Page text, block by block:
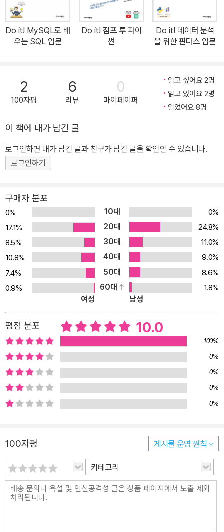
을 표현할 수 있는 지도 시각화, 이용자가 원하는 결괏값을 실시간으
로 보여 주는 인터랙티브 그래프 등 최근 주목받는 데이터 분석 기법
을 다양하게 배울 수 있다. 전 세계의 개발자와 전문가가 파이썬 데이
하려면 통계 지식도 필요하지만 파이썬 데이터 분석 패키지를 적재적
소에 잘 활용하는 것이 더욱 중요하다. 이 책에서는 가장 많이 사용하
는, 인기 있는 패키지 중심으로 실습한다. 이 책으로 공부를 마치고 나
없어도 시작할 수 있다! IT 전공자가 아니어도, 데이터 분석에 대해
아는 게 없어도 괜찮다. 이 책은 데이터 분석을 처음 공부하는 사람도
쉽게 시작할 수 있는 예제부터 차근차근 실습하다 보면 자연스럽게
이터 정제, 가공, 분석부터 그래프 그리기까지 실제 현업에서 데이터
분석 프로젝트를 할 때와 같은 모든 과정을 직접 해볼 수 있다. 끝에
가서는 공공 데이터를 이용해 자신만의 훌륭한 데이터 분석 프로젝트
를 완수하게 된다. 데이터 분석 분야 취업을 준비한다면 이 책으로! 세
계적인 기업들은 파이썬을 데이터 분석 도구로 사용하고 있다. 데이
터 분석 기술 분야를 선도하는 구글, 페이스북, 마이크로소프트는 물
론이고 네이버, 삼성, SKT, KT 등의 국내 기업도 파이썬을 데이터
분석에 이미 활용하고 있다. 만약 데이터 분석에 관심이 있거나 이 분
야에 도전하자! 실습으로 재미있게 배우는 파이썬 데이터 분석 과정
학원, 대학 교재로도 안성맞춤! 처음부터 데이터를 분석하면서 필요
한 기능을 곧바로 익히는 실습 중심의 책이어서 초보자도 2주 안에
완독이 가능하다. 문법을 일일이 지루하게 배우는 백과사전식 구성이
아니기 때문이다. 게다가 배운 내용을 복습해 볼 수 있는 [혼자서 해
보기] 퀴즈와 실제 데이터로 분석하는 [분석 도전!] 코너로 심화 학습
을 세우고 공부하다 보면 금방 지치기 마련이다. 나와 비슷한 고민을
하는 독자를 만나 어려운 내용을 공유해 보자. 서로 도움을 주고받으
며 공부하다 보면 더 보람차다. 멀리 가려면 친구와 함께해 보자. - D
o it! 스터디룸: cafe.naver.com/doitstudyroom 완성 소스 파일
은 이지스퍼블리싱 홈페이지 자료실 또는 저자 깃허브에서 제공! - 이
Do it! MySQL로 배
우는 SQL 입문
Do it! 점프 투 파이
썬
Do it! 데이터 분석
을 위한 판다스 입문
2
100자평
6
리뷰
0
마이페이퍼
읽고 싶어요 2명
읽고 있어요 2명
읽었어요 8명
이 책에 내가 남긴 글
로그인하면 내가 남긴 글과 친구가 남긴 글을 확인할 수 있습니다.
로그인하기
구매자 분포
0% 10대
0%
17.1%
20대
24.8%
8.5%
30대
11.0%
10.8%
40대
9.0%
7.4%
50대
8.6%
0.9%
60대
1.8%
여성
남성
평점 분포 10.0
100%
0%
0%
0%
0%
100자평 게시물 운영 원칙
카테고리